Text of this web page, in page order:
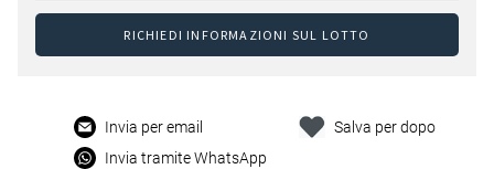
RICHIEDI INFORMAZIONI SUL LOTTO
Invia per email
Invia tramite WhatsApp
Salva per dopo